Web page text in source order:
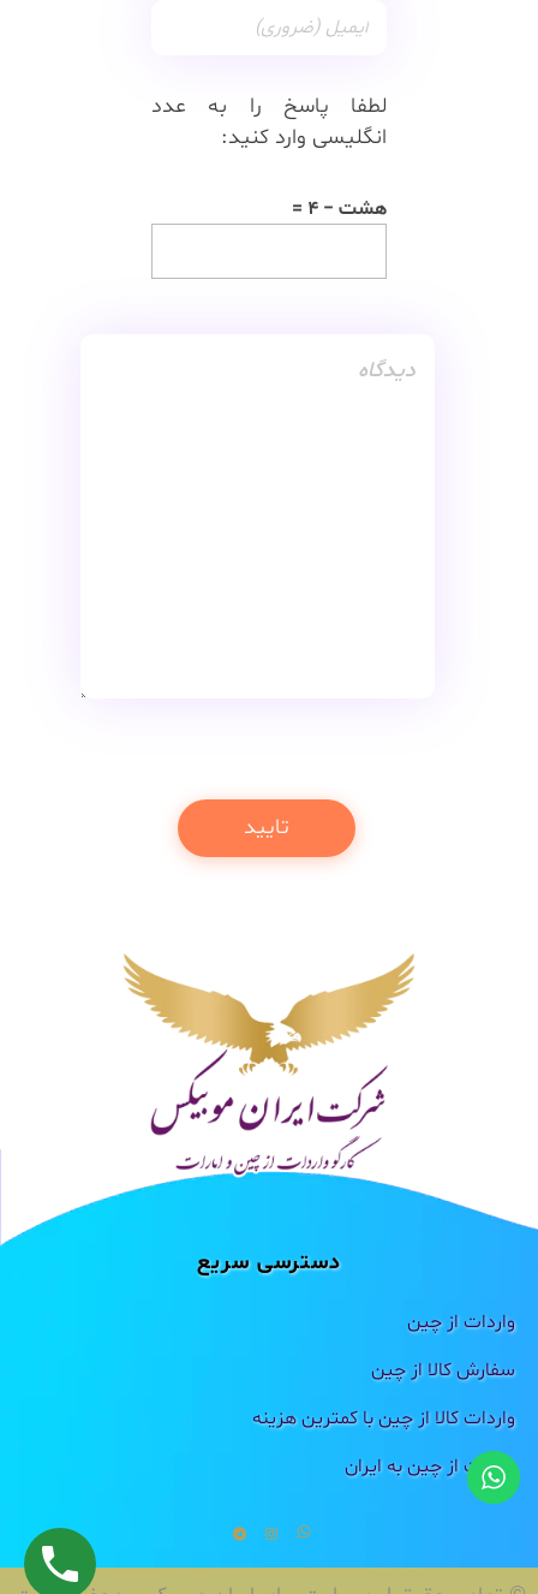
لطفا پاسخ را به عدد
انگلیسی وارد کنید:
هشت − 4 =
دسترسی سریع
واردات از چین
سفارش کالا از چین
واردات کالا از چین با کمترین هزینه
واردات از چین به ایران